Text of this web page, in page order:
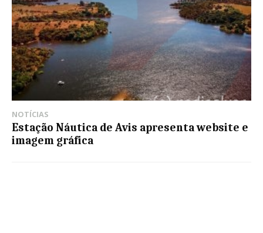
NOTÍCIAS
Estação Náutica de Avis apresenta website e
imagem gráfica